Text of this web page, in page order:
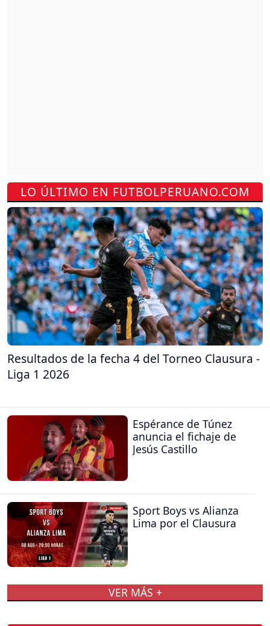
LO ÚLTIMO EN FUTBOLPERUANO.COM
Resultados de la fecha 4 del Torneo Clausura -
Liga 1 2026
Espérance de Túnez
anuncia el fichaje de
Jesús Castillo
Sport Boys vs Alianza
Lima por el Clausura
VER MÁS +